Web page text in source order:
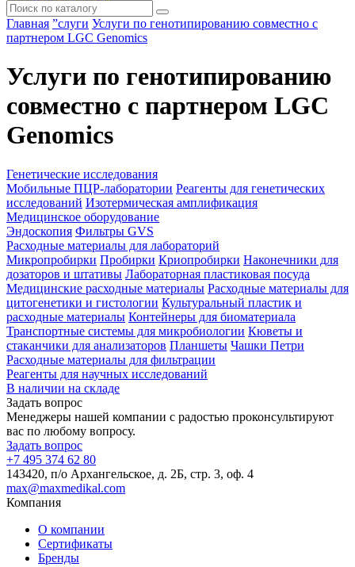
Главная ”слуги Услуги по генотипированию совместно с
партнером LGC Genomics
Услуги по генотипированию
совместно с партнером LGC
Genomics
Генетические исследования
Мобильные ПЦР-лаборатории Реагенты для генетических
исследований Изотермическая амплификация
Медицинское оборудование
Эндоскопия Фильтры GVS
Расходные материалы для лабораторий
Микропробирки Пробирки Криопробирки Наконечники для
дозаторов и штативы Лабораторная пластиковая посуда
Медицинские расходные материалы Расходные материалы для
цитогенетики и гистологии Культуральный пластик и
расходные материалы Контейнеры для биоматериала
Транспортные системы для микробиологии Кюветы и
стаканчики для анализаторов Планшеты Чашки Петри
Расходные материалы для фильтрации
Реагенты для научных исследований
В наличии на складе
Задать вопрос
Менеджеры нашей компании с радостью проконсультируют
вас по любому вопросу.
Задать вопрос
+7 495 374 62 80
143420, п/о Архангельское, д. 2Б, стр. 3, оф. 4
max@maxmedikal.com
Компания
О компании
Сертификаты
Бренды